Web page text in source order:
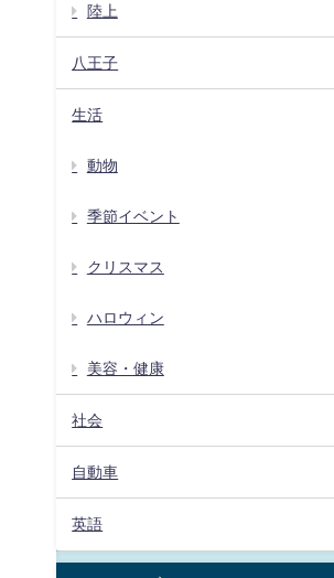
陸上
八王子
生活
動物
季節イベント
クリスマス
ハロウィン
美容・健康
社会
自動車
英語